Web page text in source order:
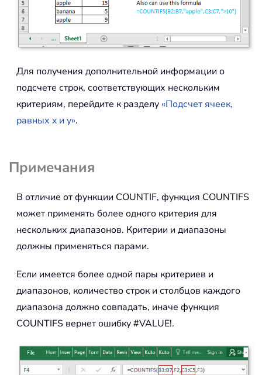
Для получения дополнительной информации о
подсчете строк, соответствующих нескольким
критериям, перейдите к разделу «Подсчет ячеек,
равных x и y».
Примечания
В отличие от функции COUNTIF, функция COUNTIFS
может применять более одного критерия для
нескольких диапазонов. Критерии и диапазоны
должны применяться парами.
Если имеется более одной пары критериев и
диапазонов, количество строк и столбцов каждого
диапазона должно совпадать, иначе функция
COUNTIFS вернет ошибку #VALUE!.